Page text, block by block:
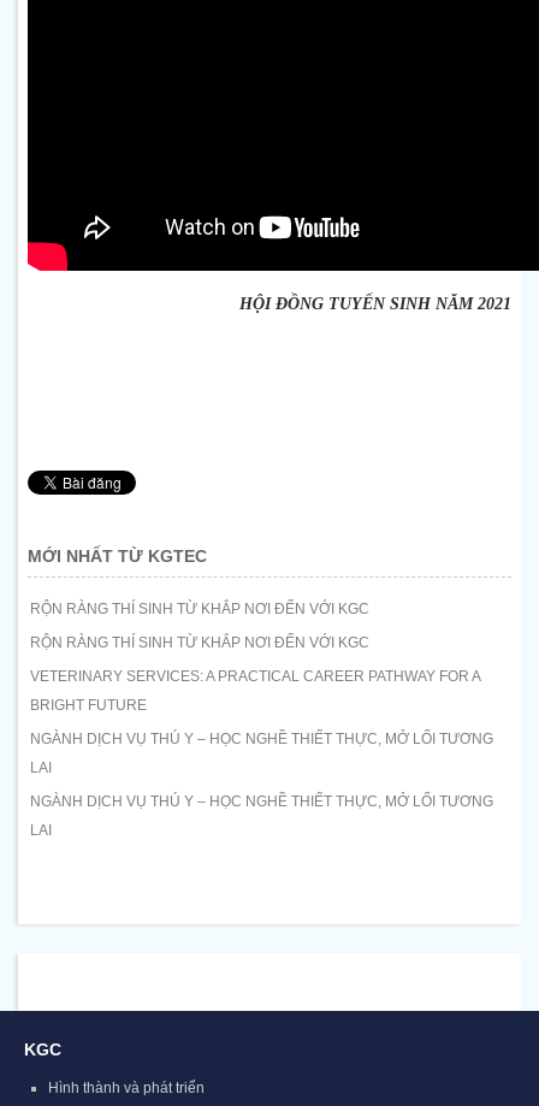
HỘI ĐỒNG TUYỂN SINH NĂM 2021
MỚI NHẤT TỪ KGTEC
RỘN RÀNG THÍ SINH TỪ KHẮP NƠI ĐẾN VỚI KGC
RỘN RÀNG THÍ SINH TỪ KHẮP NƠI ĐẾN VỚI KGC
VETERINARY SERVICES: A PRACTICAL CAREER PATHWAY FOR A
BRIGHT FUTURE
NGÀNH DỊCH VỤ THÚ Y – HỌC NGHỀ THIẾT THỰC, MỞ LỐI TƯƠNG
LAI
NGÀNH DỊCH VỤ THÚ Y – HỌC NGHỀ THIẾT THỰC, MỞ LỐI TƯƠNG
LAI
KGC
Hình thành và phát triển